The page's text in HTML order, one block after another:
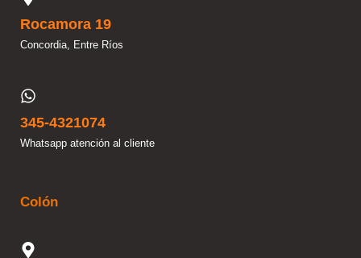
Rocamora 19
Concordia, Entre Ríos
345-4321074
Whatsapp atención al cliente
Colón